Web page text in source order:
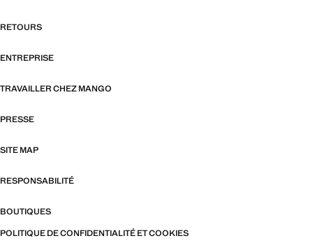
RETOURS
ENTREPRISE
TRAVAILLER CHEZ MANGO
PRESSE
SITE MAP
RESPONSABILITÉ
BOUTIQUES
POLITIQUE DE CONFIDENTIALITÉ ET COOKIES